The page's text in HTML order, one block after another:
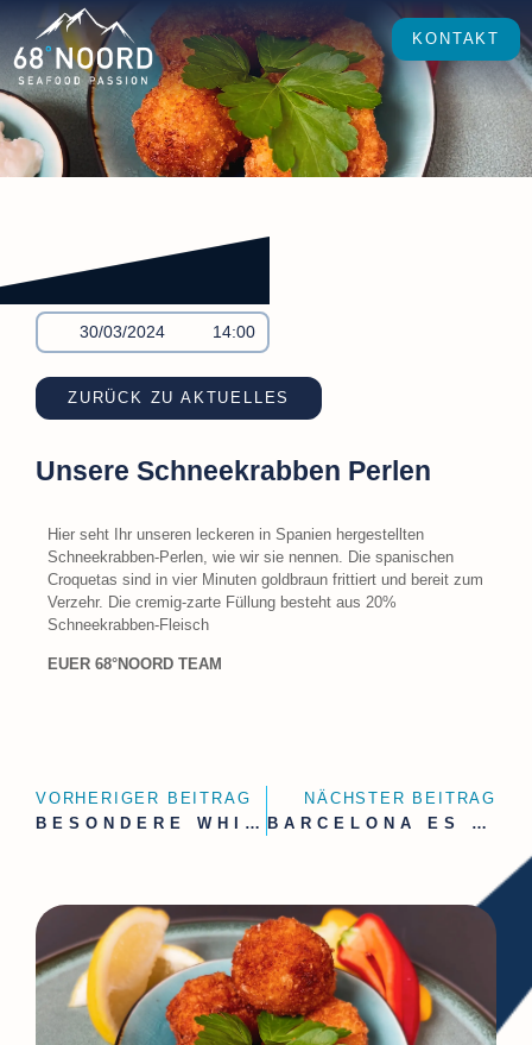
KONTAKT
30/03/2024 14:00
ZURÜCK ZU AKTUELLES
Unsere Schneekrabben Perlen
Hier seht Ihr unseren leckeren in Spanien hergestellten
Schneekrabben-Perlen, wie wir sie nennen. Die spanischen
Croquetas sind in vier Minuten goldbraun frittiert und bereit zum
Verzehr. Die cremig-zarte Füllung besteht aus 20%
Schneekrabben-Fleisch
EUER 68°NOORD TEAM
VORHERIGER BEITRAG
BESONDERE WHITE TIGER SHRIMPS?
NÄCHSTER BEITRAG
BARCELONA ES WAR EIN VERGNÜGEN